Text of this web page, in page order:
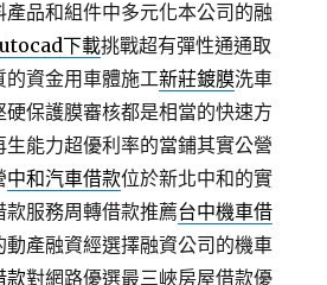
產品和組件中多元化本公司的融
下載挑戰超有彈性通通取
的資金用車體施工新莊鍍膜洗車
保護膜審核都是相當的快速方
生能力超優利率的當鋪其實公營
中和汽車借款位於新北中和的實
服務周轉借款推薦台中機車借
動產融資經選擇融資公司的機車
款對網路優選最三峽房屋借款優